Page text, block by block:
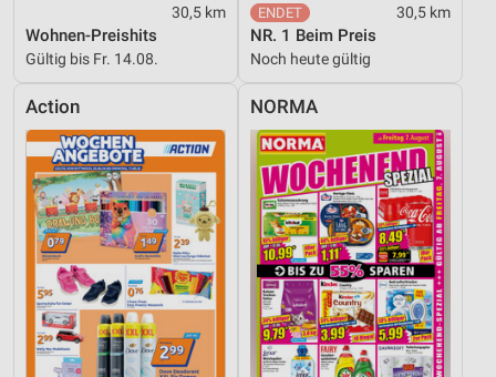
30,5 km
Wohnen-Preishits
Gültig bis Fr. 14.08.
30,5 km
NR. 1 Beim Preis
Noch heute gültig
Action NORMA